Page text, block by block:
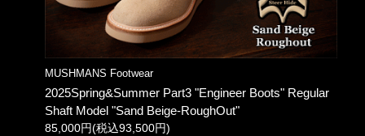
MUSHMANS Footwear
2025Spring&Summer Part3 "Engineer Boots" Regular
Shaft Model "Sand Beige-RoughOut"
85,000円(税込93,500円)